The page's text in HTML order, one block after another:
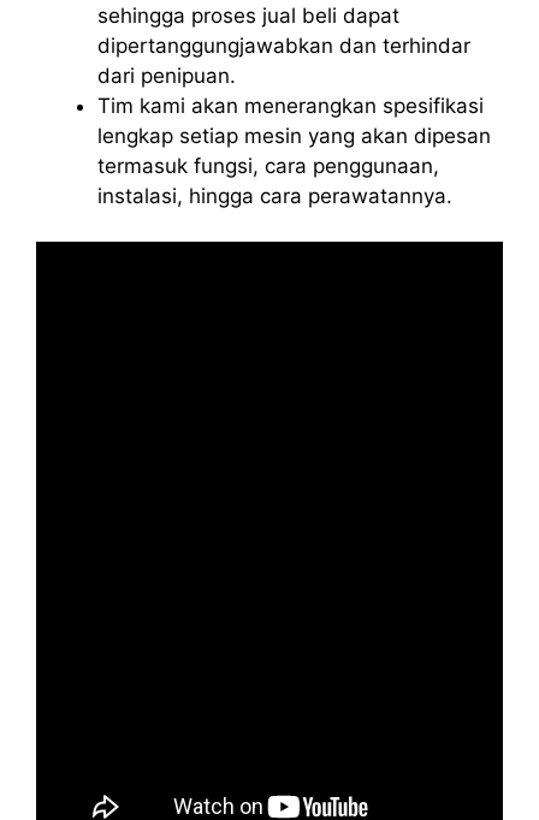
sehingga proses jual beli dapat
dipertanggungjawabkan dan terhindar
dari penipuan.
Tim kami akan menerangkan spesifikasi
lengkap setiap mesin yang akan dipesan
termasuk fungsi, cara penggunaan,
instalasi, hingga cara perawatannya.